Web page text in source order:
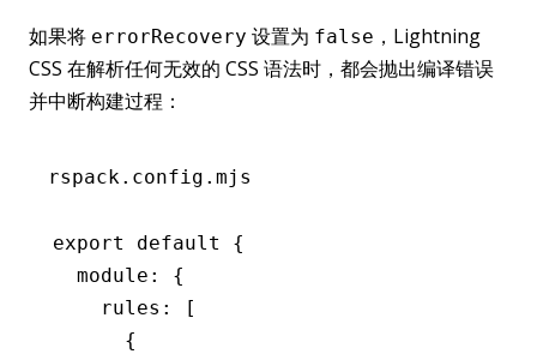
如果将 errorRecovery 设置为 false ，Lightning
CSS 在解析任何无效的 CSS 语法时，都会抛出编译错误
并中断构建过程：
rspack.config.mjs
export default
{
  module
:
{
    rules
:
[
      {